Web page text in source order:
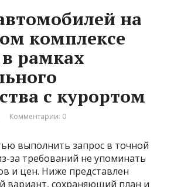
на
комплексе
рамках
с курортом
Комментарии: 0
выполнить запрос в точной
за требований не упоминать
и цен. Ниже представлен
вариант, сохраняющий план и